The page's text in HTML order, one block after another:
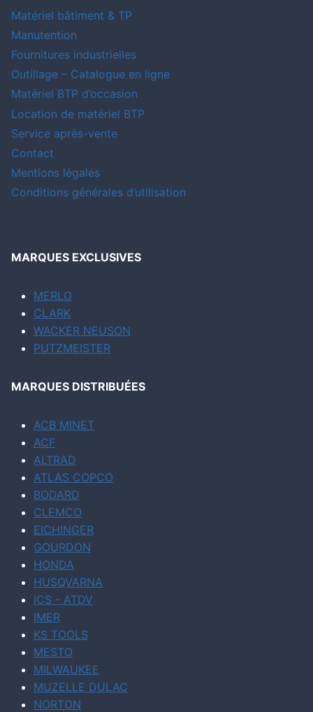
Matériel bâtiment & TP
Manutention
Fournitures industrielles
Outillage – Catalogue en ligne
Matériel BTP d’occasion
Location de matériel BTP
Service après-vente
Contact
Mentions légales
Conditions générales d’utilisation
MARQUES EXCLUSIVES
MERLO
CLARK
WACKER NEUSON
PUTZMEISTER
MARQUES DISTRIBUÉES
ACB MINET
ACF
ALTRAD
ATLAS COPCO
BODARD
CLEMCO
EICHINGER
GOURDON
HONDA
HUSQVARNA
ICS - ATDV
IMER
KS TOOLS
MESTO
MILWAUKEE
MUZELLE DULAC
NORTON